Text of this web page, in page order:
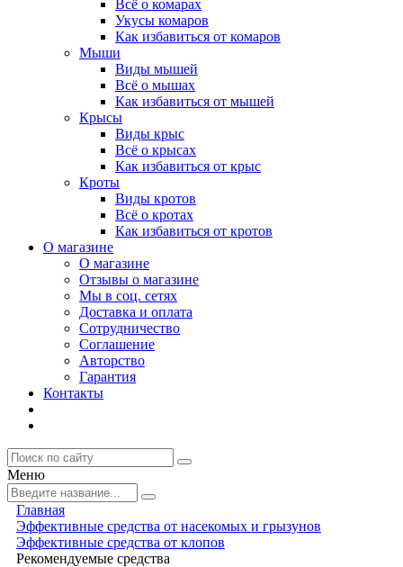
Всё о комарах
Укусы комаров
Как избавиться от комаров
Мыши
Виды мышей
Всё о мышах
Как избавиться от мышей
Крысы
Виды крыс
Всё о крысах
Как избавиться от крыс
Кроты
Виды кротов
Всё о кротах
Как избавиться от кротов
О магазине
О магазине
Отзывы о магазине
Мы в соц. сетях
Доставка и оплата
Сотрудничество
Соглашение
Авторство
Гарантия
Контакты
Меню
Главная
Эффективные средства от насекомых и грызунов
Эффективные средства от клопов
Рекомендуемые средства